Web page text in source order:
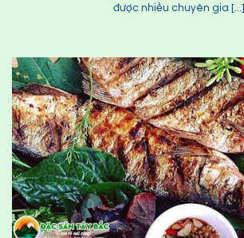
được nhiều chuyên gia [...]